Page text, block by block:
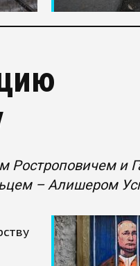
Ростроповичем и
– Алишером